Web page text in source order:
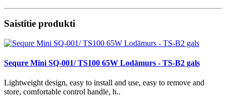
Saistītie produkti
Sequre Mini SQ-001/ TS100 65W Lodāmurs - TS-B2 gals
Lightweight design, easy to install and use, easy to remove and
store, comfortable control handle, h..